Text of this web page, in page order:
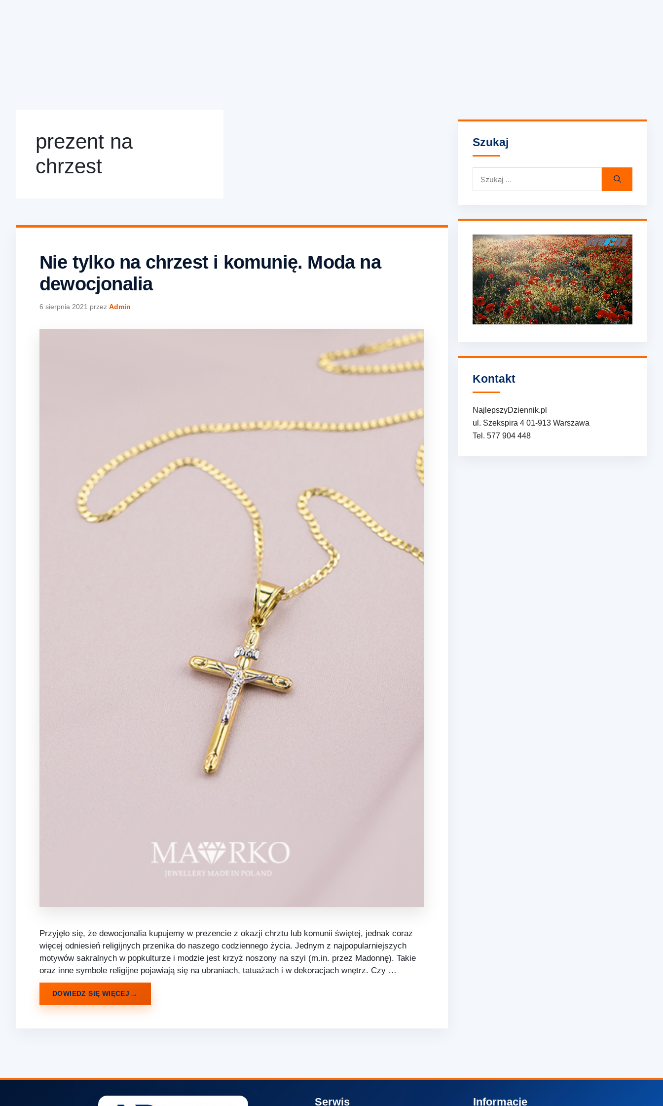
prezent na
chrzest
Nie tylko na chrzest i komunię. Moda na
dewocjonalia
6 sierpnia 2021 przez Admin
Przyjęło się, że dewocjonalia kupujemy w prezencie z okazji chrztu lub komunii świętej, jednak coraz
więcej odniesień religijnych przenika do naszego codziennego życia. Jednym z najpopularniejszych
motywów sakralnych w popkulturze i modzie jest krzyż noszony na szyi (m.in. przez Madonnę). Takie
oraz inne symbole religijne pojawiają się na ubraniach, tatuażach i w dekoracjach wnętrz. Czy …
DOWIEDZ SIĘ WIĘCEJ
Szukaj
Kontakt
NajlepszyDziennik.pl
ul. Szekspira 4 01-913 Warszawa
Tel. 577 904 448
Serwis Informacje